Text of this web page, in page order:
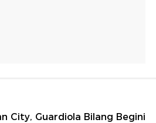
City, Guardiola Bilang Begini